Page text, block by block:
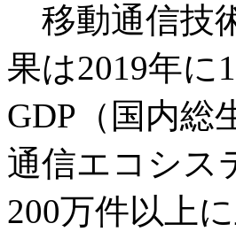
移動通信技
果は2019年に
GDP（国内総
通信エコシス
200万件以上